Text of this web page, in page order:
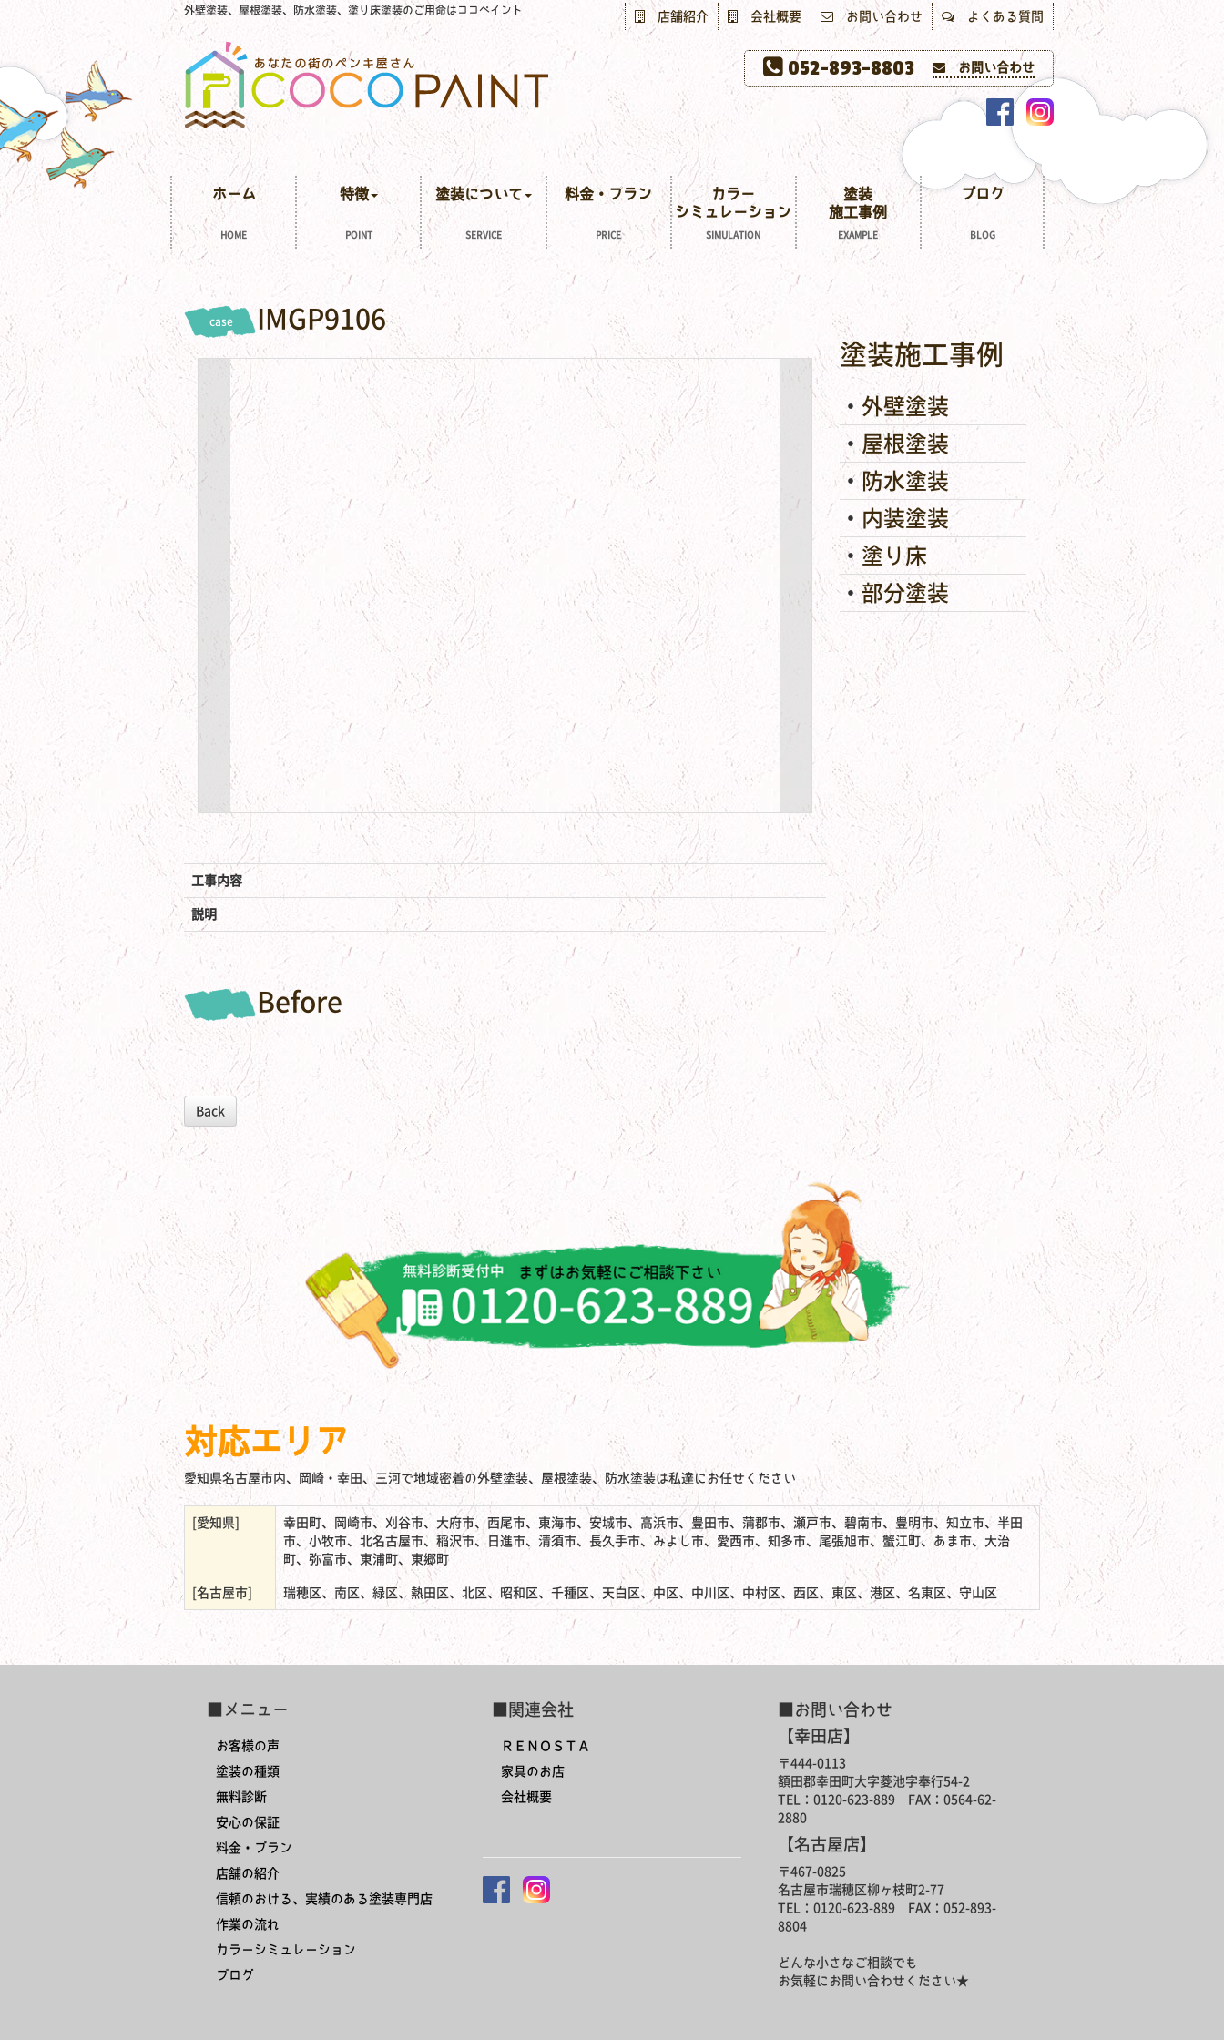
外壁塗装、屋根塗装、防水塗装、塗り床塗装のご用命はココペイント 店舗紹介 会社概要 お問い合わせ よくある質問
052-893-8803 お問い合わせ
HOME
ホーム
POINT
特徴
SERVICE
塗装について
PRICE
料金・プラン
SIMULATION
カラー
シミュレーション
EXAMPLE
塗装
施工事例
BLOG
ブログ
case IMGP9106
工事内容
説明
Before
Back
塗装施工事例
外壁塗装
屋根塗装
防水塗装
内装塗装
塗り床
部分塗装
対応エリア
愛知県名古屋市内、岡崎・幸田、三河で地域密着の外壁塗装、屋根塗装、防水塗装は私達にお任せください
[愛知県]
幸田町、岡崎市、刈谷市、大府市、西尾市、東海市、安城市、高浜市、豊田市、蒲郡市、瀬戸市、碧南市、豊明市、知立市、半田
市、小牧市、北名古屋市、稲沢市、日進市、清須市、長久手市、みよし市、愛西市、知多市、尾張旭市、蟹江町、あま市、大治
町、弥富市、東浦町、東郷町
[名古屋市] 瑞穂区、南区、緑区、熱田区、北区、昭和区、千種区、天白区、中区、中川区、中村区、西区、東区、港区、名東区、守山区
■メニュー
お客様の声
塗装の種類
無料診断
安心の保証
料金・プラン
店舗の紹介
信頼のおける、実績のある塗装専門店
作業の流れ
カラーシミュレーション
ブログ
■関連会社
ＲＥＮＯＳＴＡ
家具のお店
会社概要
■お問い合わせ
【幸田店】
〒444-0113
額田郡幸田町大字菱池字奉行54-2
TEL：0120-623-889 FAX：0564-62-
2880
【名古屋店】
〒467-0825
名古屋市瑞穂区柳ヶ枝町2-77
TEL：0120-623-889 FAX：052-893-
8804
どんな小さなご相談でも
お気軽にお問い合わせください★